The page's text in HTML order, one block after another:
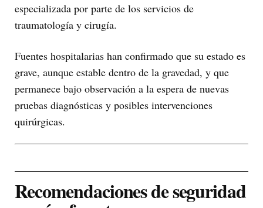
especializada por parte de los servicios de
traumatología y cirugía.
Fuentes hospitalarias han confirmado que su estado es
grave, aunque estable dentro de la gravedad, y que
permanece bajo observación a la espera de nuevas
pruebas diagnósticas y posibles intervenciones
quirúrgicas.
Recomendaciones de seguridad